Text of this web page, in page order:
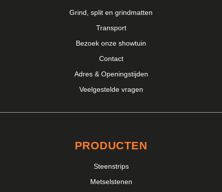
Grind, split en grindmatten
Transport
Bezoek onze showtuin
Contact
Adres & Openingstijden
Veelgestelde vragen
PRODUCTEN
Steenstrips
Metselstenen